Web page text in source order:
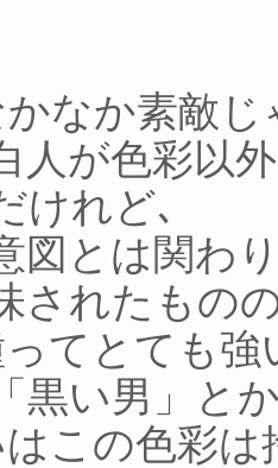
かなか素敵
人が色彩以
けれど､
図とは関わ
されたもの
ってとても
黒い男」と
この色彩は